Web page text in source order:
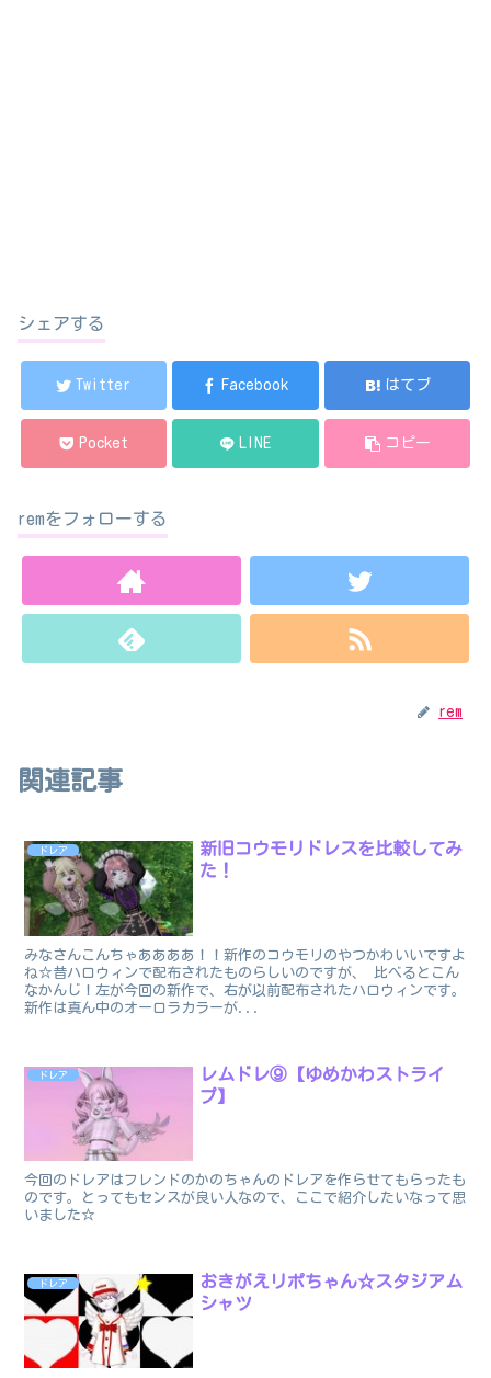
シェアする
Twitter Facebook はてブ
Pocket LINE コピー
remをフォローする
rem
関連記事
ドレア
新旧コウモリドレスを比較してみ
た！
みなさんこんちゃああああ！！新作のコウモリのやつかわいいですよ
ね☆昔ハロウィンで配布されたものらしいのですが、 比べるとこん
なかんじ！左が今回の新作で、右が以前配布されたハロウィンです。
新作は真ん中のオーロラカラーが...
ドレア
レムドレ⑨【ゆめかわストライ
プ】
今回のドレアはフレンドのかのちゃんのドレアを作らせてもらったも
のです。とってもセンスが良い人なので、ここで紹介したいなって思
いました☆
ドレア
おきがえリポちゃん☆スタジアム
シャツ